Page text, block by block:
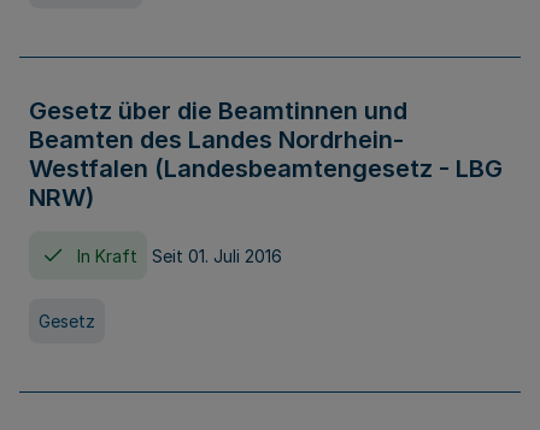
Gesetz über die Beamtinnen und
Beamten des Landes Nordrhein-
Westfalen (Landesbeamtengesetz - LBG
NRW)
In Kraft Seit 01. Juli 2016
Gesetz